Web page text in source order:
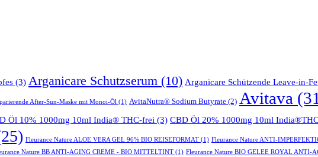
(3) Arganicare Schutzserum (10) Arganicare Schützende Leave-in-
After-Sun-Maske mit Monoi-Öl (1) AvitaNutra® Sodium Butyrate (2) Avitava
Öl 10% 1000mg 10ml India® THC-frei (3) CBD Öl 20% 1000mg 10ml
Fleurance Nature ALOE VERA GEL 96% BIO REISEFORMAT (1) Fleurance Nature ANTI-
Nature BB ANTI-AGING CREME - BIO MITTELTINT (1) Fleurance Nature BIO GELEE ROYAL ANTI-